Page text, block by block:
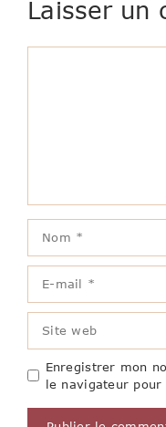
Laisser un
mail
web
Enregistrer mon
le navigateur